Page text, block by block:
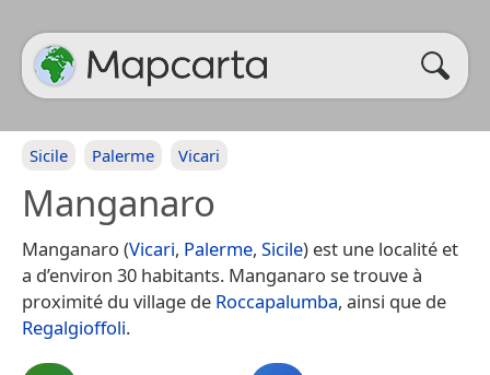
Sicile Palerme Vicari
Manganaro
Manganaro (Vicari, Palerme, Sicile) est une localité et
a d’environ 30 habitants. Manganaro se trouve à
proximité du village de Roccapalumba, ainsi que de
Regalgioffoli.